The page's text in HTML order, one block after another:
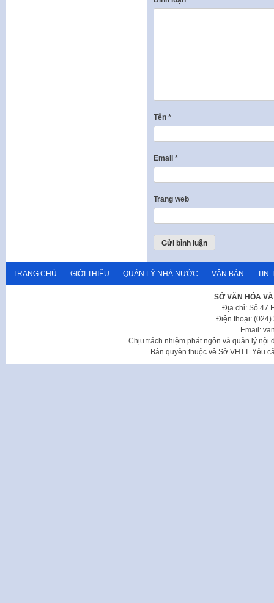
Tên *
Email *
Trang web
TRANG CHỦ GIỚI THIỆU QUẢN LÝ NHÀ NƯỚC VĂN BẢN TIN
SỞ VĂN HÓA
Địa chỉ: Số 47
Điện thoại: (024)
Email:
Chịu trách nhiệm phát ngôn và quản lý nội
Bản quyền thuộc về Sở VHTT. Yêu